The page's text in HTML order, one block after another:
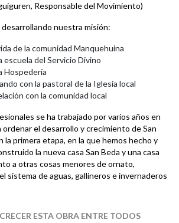
Responsable del Movimiento)
nuestra misión:
de la comunidad Manquehuina
escuela del Servicio Divino
Hospedería
con la pastoral de la Iglesia local
con la comunidad local
se ha trabajado por varios años en
el desarrollo y crecimiento de San
la primera etapa, en la que hemos hecho y
la nueva casa San Beda y una casa
a otras cosas menores de ornato,
sistema de aguas, gallineros e invernaderos
ESTA OBRA ENTRE TODOS